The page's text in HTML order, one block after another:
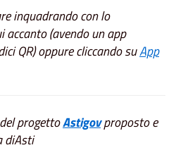
inquadrando con lo
accanto (avendo un app
QR) oppure cliccando suApp
progettoAstigovproposto e
diAsti